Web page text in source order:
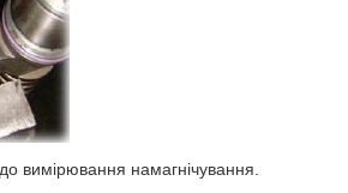
вимірювання намагнічування.